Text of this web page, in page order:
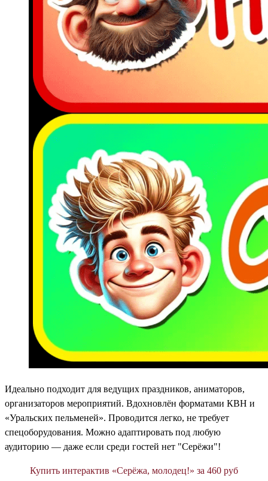
Идеально подходит для ведущих праздников, аниматоров,
организаторов мероприятий. Вдохновлён форматами КВН и
«Уральских пельменей». Проводится легко, не требует
спецоборудования. Можно адаптировать под любую
аудиторию — даже если среди гостей нет "Серёжи"!
Купить интерактив «Серёжа, молодец!» за 460 руб